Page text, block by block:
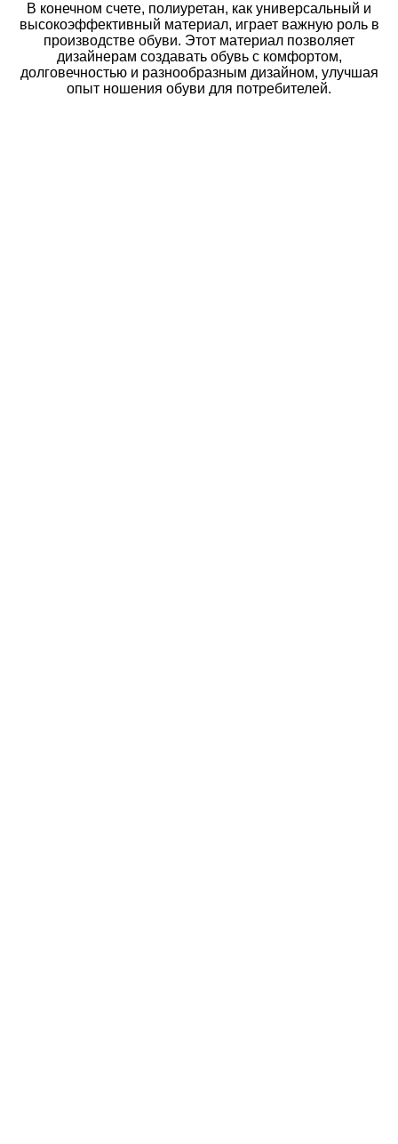
В конечном счете, полиуретан, как универсальный и
высокоэффективный материал, играет важную роль в
производстве обуви. Этот материал позволяет
дизайнерам создавать обувь с комфортом,
долговечностью и разнообразным дизайном, улучшая
опыт ношения обуви для потребителей.